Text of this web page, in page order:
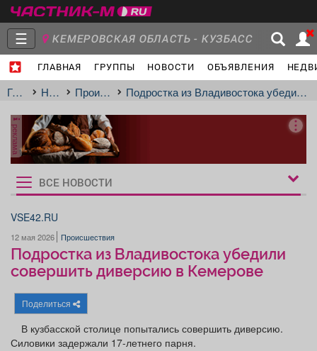
☰ КЕМЕРОВСКАЯ ОБЛАСТЬ - КУЗБАСС
ГЛАВНАЯ ГРУППЫ НОВОСТИ ОБЪЯВЛЕНИЯ
Главная
Группы
Объявления Недвижимость Услуги
Работа Транспорт Компании
Афиша Обучение Проекты
ГлавнаяНовостиПроисшествия Подростка из Владивостока убедили совершить диверсию в Кемерове
реклама
Рукбрики
новостей
ВСЕ НОВОСТИ
VSE42.RU
12 мая 2026 Происшествия
Подростка из Владивостока убедили
совершить диверсию в Кемерове
Поделиться
В кузбасской столице попытались совершить диверсию.
Силовики задержали 17-летнего парня.